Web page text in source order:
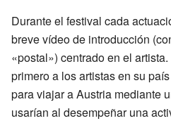
Durante el festival cada
breve vídeo de introducción
«postal») centrado en el
primero a los artistas en su
para viajar a Austria mediante
usarían al desempeñar una